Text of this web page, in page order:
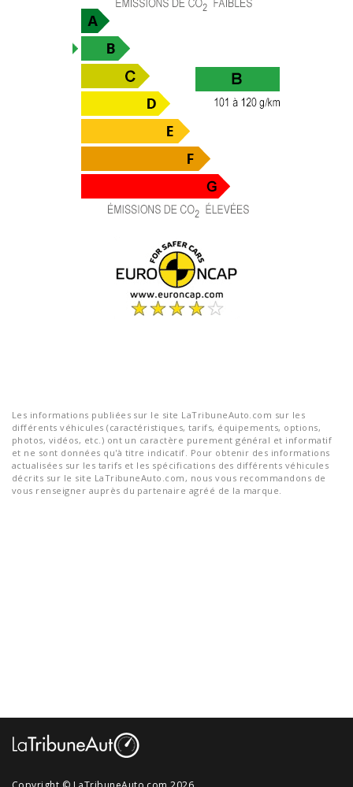
Les informations publiées sur le site LaTribuneAuto.com sur les
différents véhicules (caractéristiques, tarifs, équipements, options,
photos, vidéos, etc.) ont un caractère purement général et informatif
et ne sont données qu'à titre indicatif. Pour obtenir des informations
actualisées sur les tarifs et les spécifications des différents véhicules
décrits sur le site LaTribuneAuto.com, nous vous recommandons de
vous renseigner auprès du partenaire agréé de la marque.